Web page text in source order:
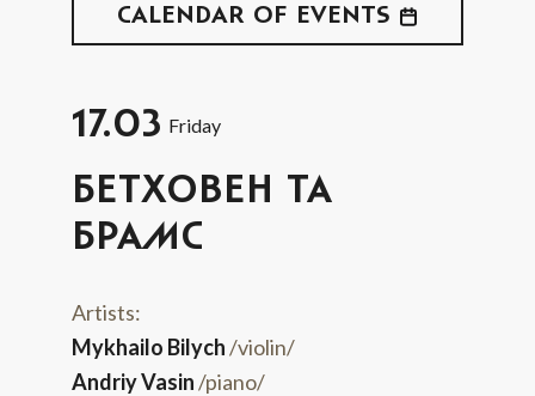
CALENDAR OF EVENTS
17.03 Friday
БЕТХОВЕН ТА
БРАМС
Artists:
Mykhailo Bilych/violin/
Andriy Vasin/piano/